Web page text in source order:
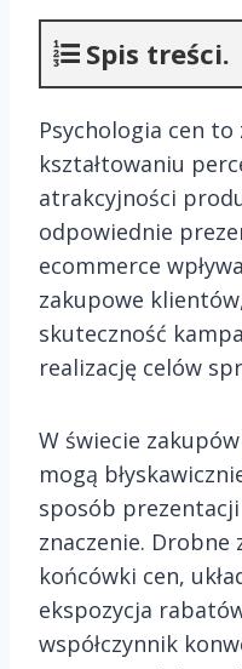
Spis treści.
Psychologia cen to
kształtowaniu
atrakcyjności
odpowiednie
ecommerce
zakupowe
skuteczność
realizację celów
W świecie
mogą
sposób
znaczenie.
końcówki cen,
ekspozycja
współczynnik